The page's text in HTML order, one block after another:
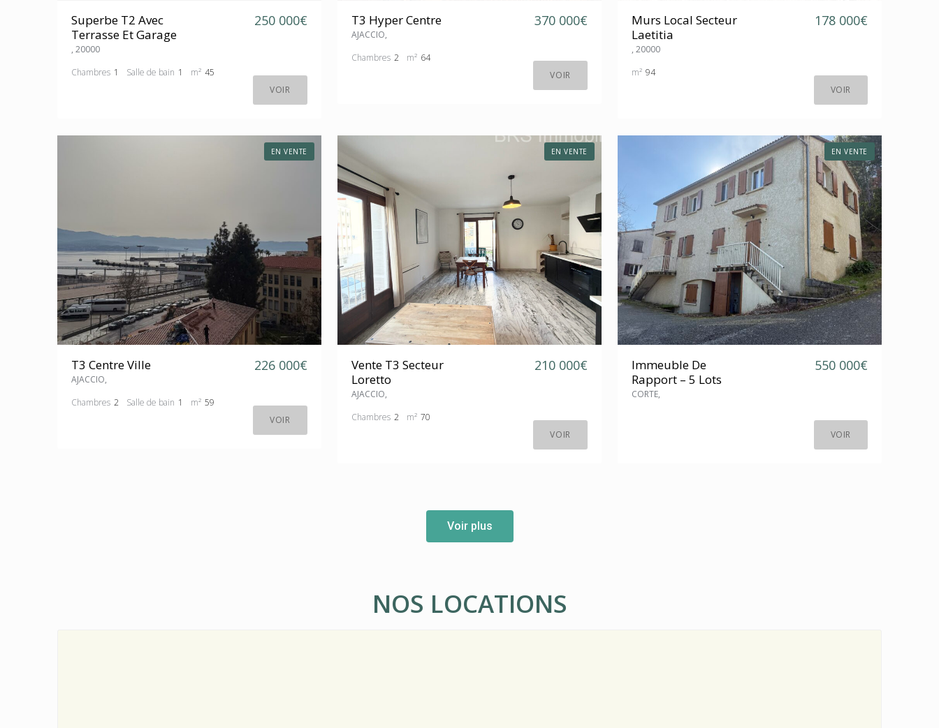
Superbe T2 Avec
Terrasse Et Garage
, 20000
250 000€
Chambres 1 Salle de bain 1 m² 45
VOIR
T3 Hyper Centre
AJACCIO,
370 000€
Chambres 2 m² 64
VOIR
Murs Local Secteur
Laetitia
, 20000
178 000€
m² 94
VOIR
EN VENTE
T3 Centre Ville
AJACCIO,
226 000€
Chambres 2 Salle de bain 1 m² 59
VOIR
EN VENTE
Vente T3 Secteur
Loretto
AJACCIO,
210 000€
Chambres 2 m² 70
VOIR
EN VENTE
Immeuble De
Rapport – 5 Lots
CORTE,
550 000€
VOIR
Voir plus
NOS LOCATIONS